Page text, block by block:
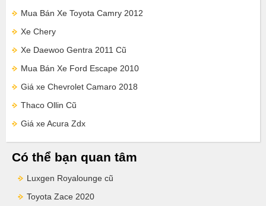
Mua Bán Xe Toyota Camry 2012
Xe Chery
Xe Daewoo Gentra 2011 Cũ
Mua Bán Xe Ford Escape 2010
Giá xe Chevrolet Camaro 2018
Thaco Ollin Cũ
Giá xe Acura Zdx
Có thể bạn quan tâm
Luxgen Royalounge cũ
Toyota Zace 2020